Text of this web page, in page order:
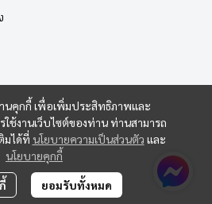
านคุกกี้ เพื่อเพิ่มประสิทธิภาพและ
ช้งานเว็บไซต์ของท่าน ท่านสามารถ
มได้ที่ นโยบายความเป็นส่วนตัว และ
นโยบายคุกกี้
ยอมรับทั้งหมด